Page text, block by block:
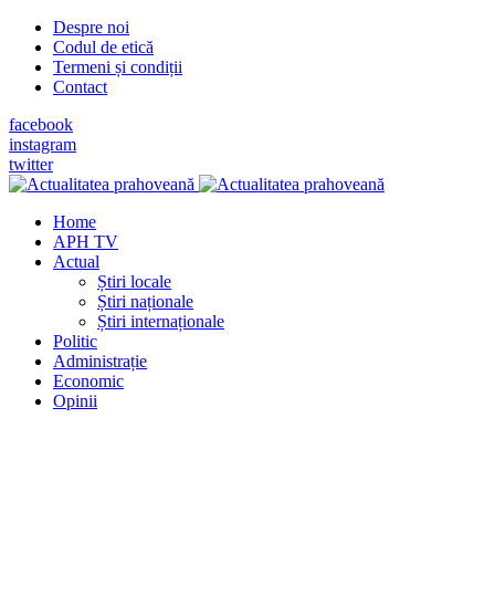
Despre noi
Codul de etică
Termeni și condiții
Contact
facebook
instagram
twitter
Home
APH TV
Actual
Știri locale
Știri naționale
Știri internaționale
Politic
Administrație
Economic
Opinii